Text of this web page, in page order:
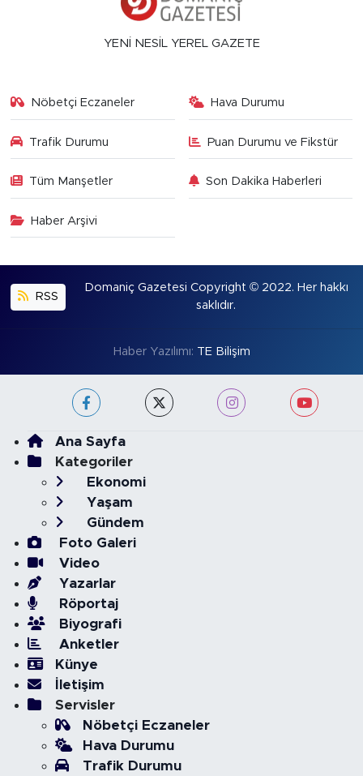
YENİ NESİL YEREL GAZETE
Nöbetçi Eczaneler Hava Durumu
Trafik Durumu Puan Durumu ve Fikstür
Tüm Manşetler Son Dakika Haberleri
Haber Arşivi
RSS
Domaniç Gazetesi Copyright © 2022. Her hakkı
saklıdır.
Haber Yazılımı: TE Bilişim
Ana Sayfa
Kategoriler
Ekonomi
Yaşam
Gündem
Foto Galeri
Video
Yazarlar
Röportaj
Biyografi
Anketler
Künye
İletişim
Servisler
Nöbetçi Eczaneler
Hava Durumu
Trafik Durumu